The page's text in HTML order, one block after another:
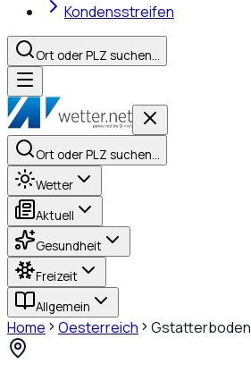
Kondensstreifen
Ort oder PLZ suchen…
Ort oder PLZ suchen…
Wetter
Aktuell
Gesundheit
Freizeit
Allgemein
Home Oesterreich Gstatterboden